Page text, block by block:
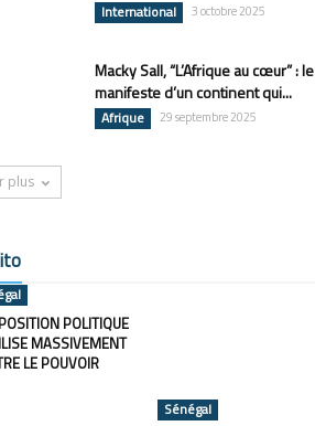
International 3 octobre 2025
Macky Sall, “L’Afrique au cœur” : le
manifeste d’un continent qui...
Afrique 29 septembre 2025
plus
POLITIQUE
MASSIVEMENT
LE POUVOIR
Sénégal